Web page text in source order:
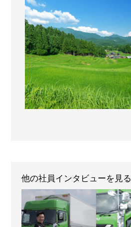
他の社員インタビューを見る